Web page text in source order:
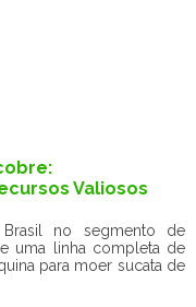
Valiosos
no segmento de
uma linha completa de
para moer sucata de